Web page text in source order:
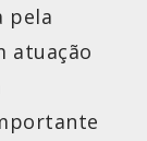
pela
atuação